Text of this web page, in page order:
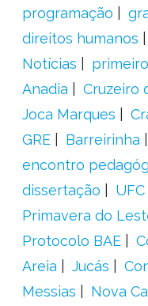
programação
direitos humanos
Notícias
Anadia
Cruzeiro
Joca Marques
GRE
Barreirinha
encontro
dissertação
UFC
Primavera do
Protocolo BAE
Areia
Jucás
Messias
Nova